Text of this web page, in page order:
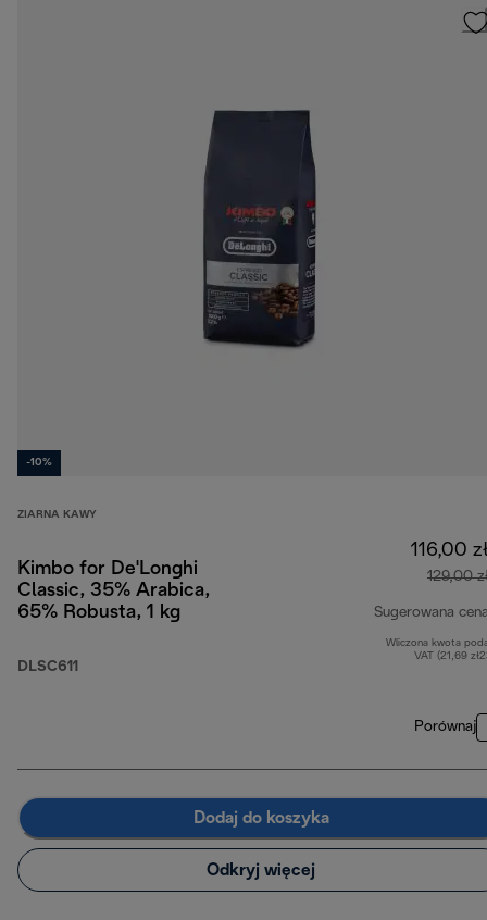
-10%
ZIARNA KAWY
Kimbo for De'Longhi
Classic, 35% Arabica,
65% Robusta, 1 kg
DLSC611
116,00
129,00
Sugerowana
Wliczona kwota
VAT (21,69
Porównaj
Dodaj do koszyka
Odkryj więcej